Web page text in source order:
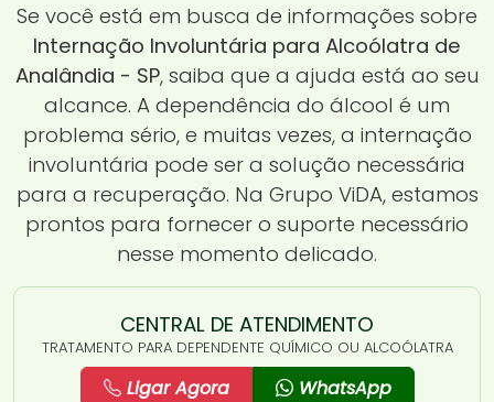
Se você está em busca de informações sobre
Internação Involuntária para Alcoólatra de
Analândia - SP, saiba que a ajuda está ao seu
alcance. A dependência do álcool é um
problema sério, e muitas vezes, a internação
involuntária pode ser a solução necessária
para a recuperação. Na Grupo ViDA, estamos
prontos para fornecer o suporte necessário
nesse momento delicado.
CENTRAL DE ATENDIMENTO
TRATAMENTO PARA DEPENDENTE QUÍMICO OU ALCOÓLATRA
Ligar Agora WhatsApp